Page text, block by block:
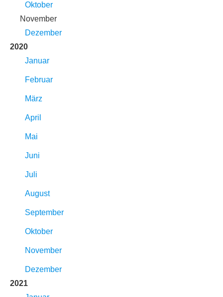
Oktober
November
Dezember
2020
Januar
Februar
März
April
Mai
Juni
Juli
August
September
Oktober
November
Dezember
2021